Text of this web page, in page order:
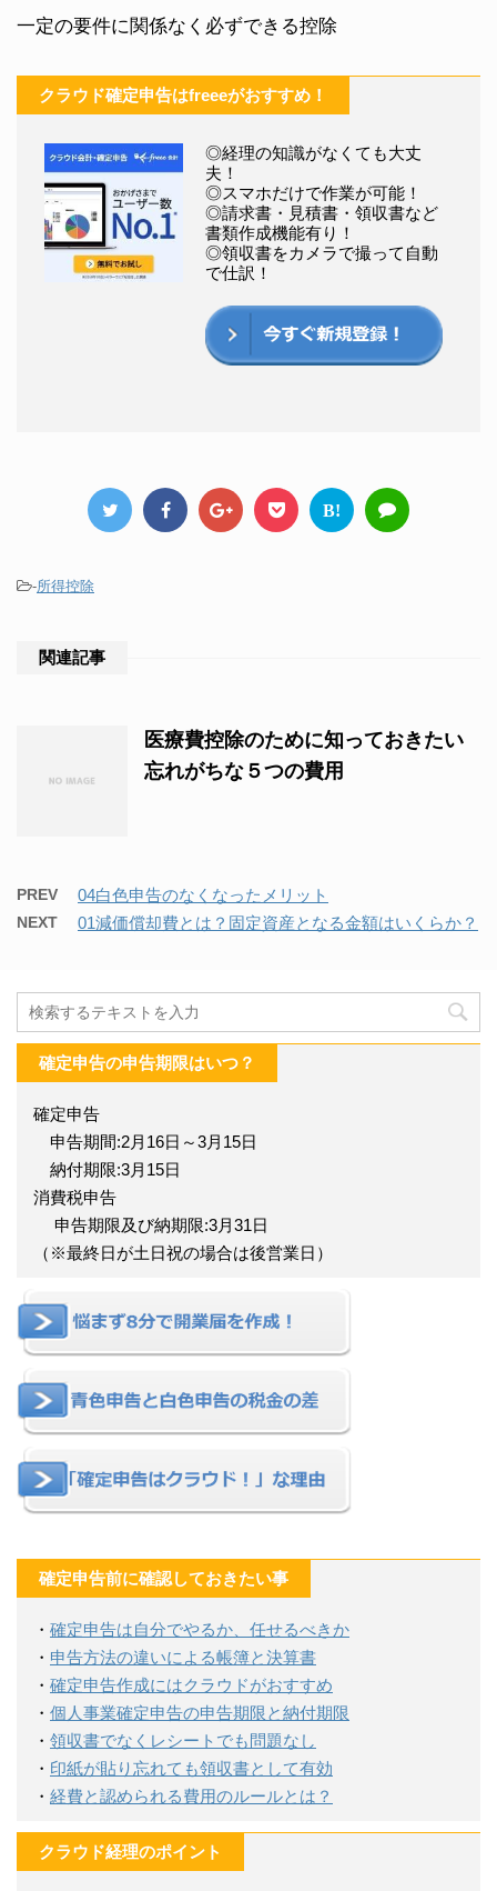
一定の要件に関係なく必ずできる控除
クラウド確定申告はfreeeがおすすめ！
◎経理の知識がなくても大丈
夫！
◎スマホだけで作業が可能！
◎請求書・見積書・領収書など
書類作成機能有り！
◎領収書をカメラで撮って自動
で仕訳！
B!
-所得控除
関連記事
医療費控除のために知っておきたい
忘れがちな５つの費用
PREV 04白色申告のなくなったメリット
NEXT 01減価償却費とは？固定資産となる金額はいくらか？
確定申告の申告期限はいつ？
確定申告
申告期間:2月16日～3月15日
納付期限:3月15日
消費税申告
申告期限及び納期限:3月31日
（※最終日が土日祝の場合は後営業日）
確定申告前に確認しておきたい事
・ 確定申告は自分でやるか、任せるべきか
・ 申告方法の違いによる帳簿と決算書
・ 確定申告作成にはクラウドがおすすめ
・ 個人事業確定申告の申告期限と納付期限
・ 領収書でなくレシートでも問題なし
・ 印紙が貼り忘れても領収書として有効
・ 経費と認められる費用のルールとは？
クラウド経理のポイント